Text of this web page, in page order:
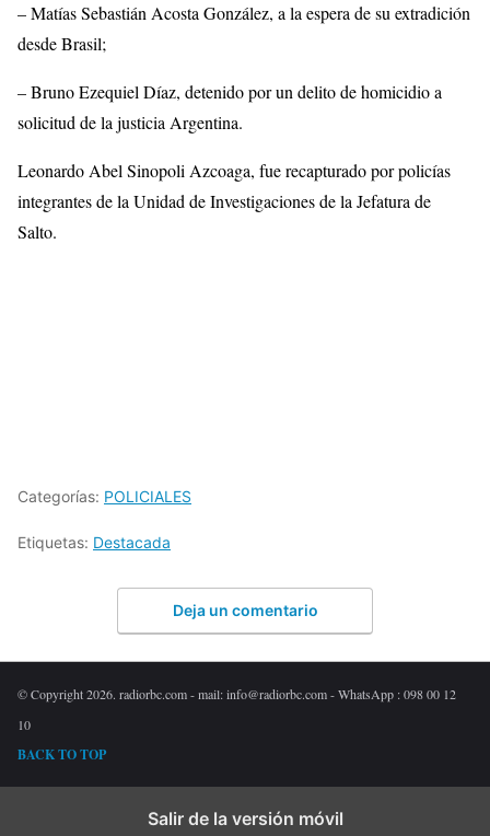
– Matías Sebastián Acosta González, a la espera de su extradición
desde Brasil;
– Bruno Ezequiel Díaz, detenido por un delito de homicidio a
solicitud de la justicia Argentina.
Leonardo Abel Sinopoli Azcoaga, fue recapturado por policías
integrantes de la Unidad de Investigaciones de la Jefatura de
Salto.
Categorías: POLICIALES
Etiquetas: Destacada
Deja un comentario
© Copyright 2026. radiorbc.com - mail: info@radiorbc.com - WhatsApp : 098 00 12
10
BACK TO TOP
Salir de la versión móvil